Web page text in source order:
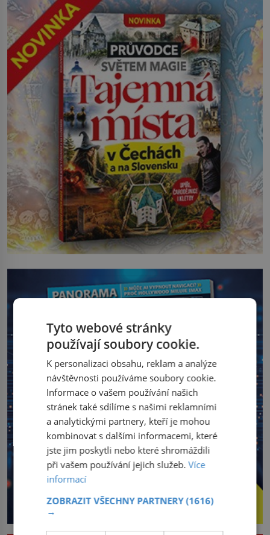
Tyto webové stránky
používají soubory cookie.
K personalizaci obsahu, reklam a analýze
návštěvnosti používáme soubory cookie.
Informace o vašem používání našich
stránek také sdílíme s našimi reklamními
a analytickými partnery, kteří je mohou
kombinovat s dalšími informacemi, které
jste jim poskytli nebo které shromáždili
při vašem používání jejich služeb.Více
informací
ZOBRAZIT VŠECHNY PARTNERY(1616)
→